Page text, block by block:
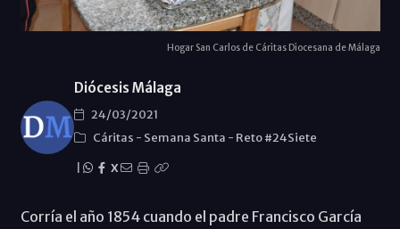
Hogar San Carlos de Cáritas Diocesana de Málaga
Diócesis Málaga
24/03/2021
Cáritas - Semana Santa - Reto #24Siete
X
Corría el año 1854 cuando el padre Francisco García